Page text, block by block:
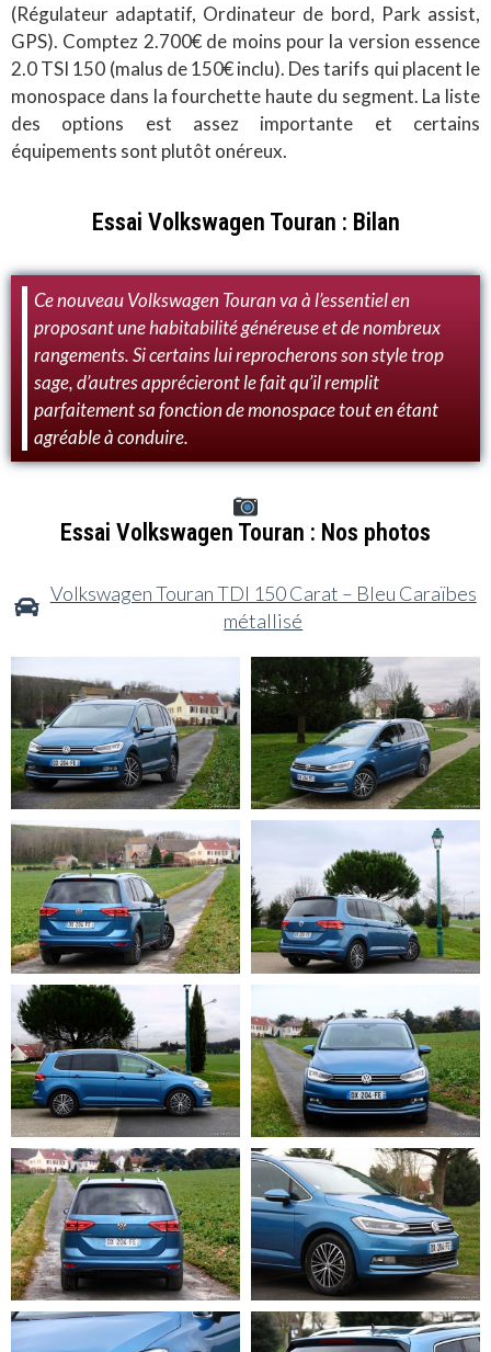
(Régulateur adaptatif, Ordinateur de bord, Park assist,
GPS). Comptez 2.700€ de moins pour la version essence
2.0 TSI 150 (malus de 150€ inclu). Des tarifs qui placent le
monospace dans la fourchette haute du segment. La liste
des options est assez importante et certains
équipements sont plutôt onéreux.
Essai Volkswagen Touran : Bilan
Ce nouveau Volkswagen Touran va à l’essentiel en
proposant une habitabilité généreuse et de nombreux
rangements. Si certains lui reprocherons son style trop
sage, d’autres apprécieront le fait qu’il remplit
parfaitement sa fonction de monospace tout en étant
agréable à conduire.
Essai Volkswagen Touran : Nos photos
Volkswagen Touran TDI 150 Carat – Bleu Caraïbes
métallisé